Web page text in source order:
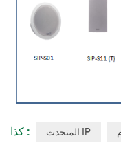
كذا : المتحدث IP